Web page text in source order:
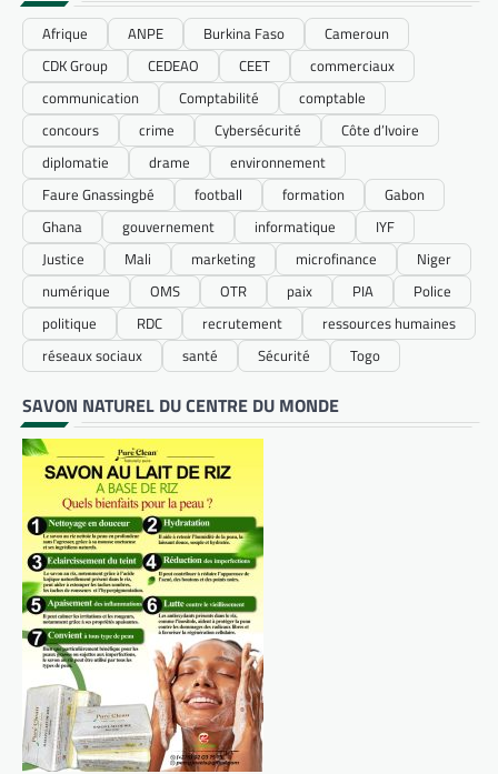
Afrique ANPE Burkina Faso
Cameroun
CDK Group
CEDEAO CEET
commerciaux
communication
Comptabilité
comptable
concours
crime Cybersécurité
Côte d’Ivoire
diplomatie
drame
environnement
Faure Gnassingbé
football formation
Gabon
Ghana
gouvernement informatique
IYF
Justice
Mali marketing microfinance
Niger
numérique
OMS OTR paix PIA
Police
politique
RDC recrutement
ressources humaines
réseaux sociaux
santé Sécurité Togo
SAVON NATUREL DU CENTRE DU MONDE